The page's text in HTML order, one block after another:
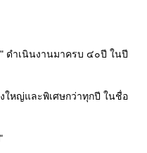
ำเนินงานมาครบ ๔๐ปี ในปี
ใหญ่และพิเศษกว่าทุกปี ในชื่อ